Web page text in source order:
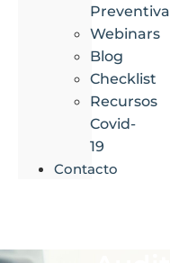
Preventiva
Webinars
Blog
Checklist
Recursos
Covid-
19
Contacto